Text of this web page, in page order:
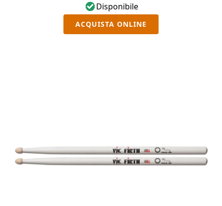
Disponibile
ACQUISTA ONLINE